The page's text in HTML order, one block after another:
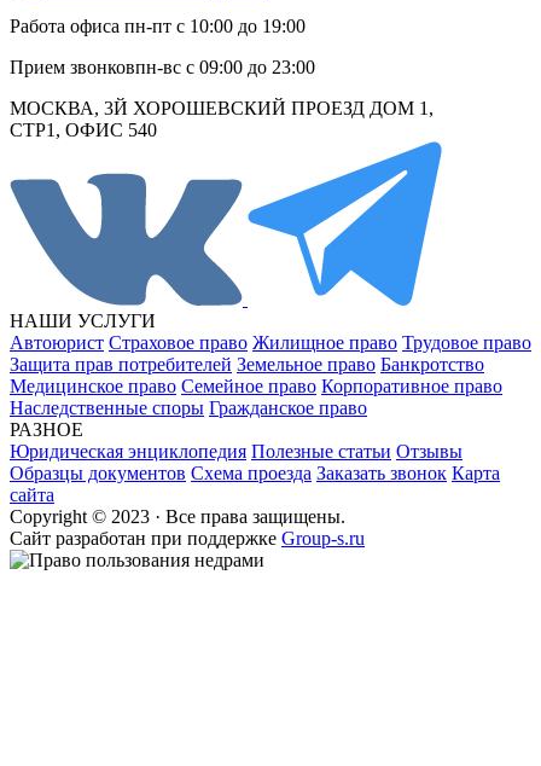
Работа офиса пн-пт с 10:00 до 19:00
Прием звонковпн-вс с 09:00 до 23:00
МОСКВА, 3Й ХОРОШЕВСКИЙ ПРОЕЗД ДОМ 1,
СТР1, ОФИС 540
НАШИ УСЛУГИ
Автоюрист Страховое право Жилищное право Трудовое право
Защита прав потребителей Земельное право Банкротство
Медицинское право Семейное право Корпоративное право
Наследственные споры Гражданское право
РАЗНОЕ
Юридическая энциклопедия Полезные статьи Отзывы
Образцы документов Схема проезда Заказать звонок Карта
сайта
Copyright © 2023 · Все права защищены.
Cайт разработан при поддержке Group-s.ru